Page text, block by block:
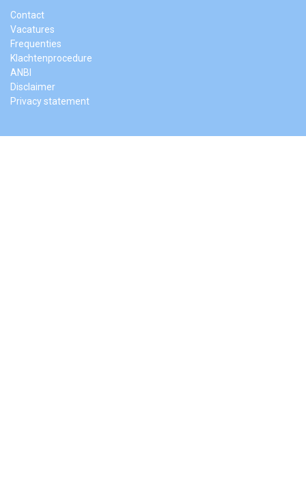
Contact
Vacatures
Frequenties
Klachtenprocedure
ANBI
Disclaimer
Privacy statement